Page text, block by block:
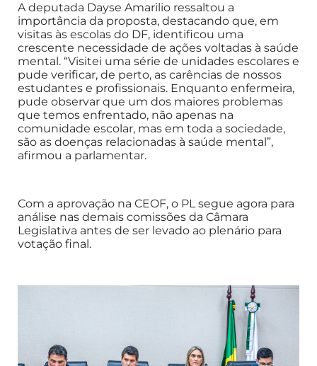
A deputada Dayse Amarilio ressaltou a
importância da proposta, destacando que, em
visitas às escolas do DF, identificou uma
crescente necessidade de ações voltadas à saúde
mental. “Visitei uma série de unidades escolares e
pude verificar, de perto, as carências de nossos
estudantes e profissionais. Enquanto enfermeira,
pude observar que um dos maiores problemas
que temos enfrentado, não apenas na
comunidade escolar, mas em toda a sociedade,
são as doenças relacionadas à saúde mental”,
afirmou a parlamentar.
Com a aprovação na CEOF, o PL segue agora para
análise nas demais comissões da Câmara
Legislativa antes de ser levado ao plenário para
votação final.